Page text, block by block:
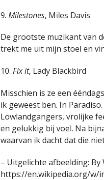
9. Milestones, Miles Davis
De grootste muzikant van
trekt me uit mijn stoel en
10. Fix it, Lady Blackbird
Misschien is ze een
ik geweest ben. In
Lowlandgangers, vrolijke
en gelukkig bij voel. Na
waarvan ik dacht dat die
– Uitgelichte afbeelding: By
https://en.wikipedia.org/w/